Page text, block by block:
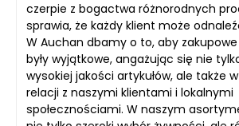
czerpie z bogactwa różnorodnych
sprawia, że każdy klient może
W Auchan dbamy o to, aby
były wyjątkowe, angażując się nie
wysokiej jakości artykułów, ale także
relacji z naszymi klientami i lokalnymi
społecznościami. W naszym